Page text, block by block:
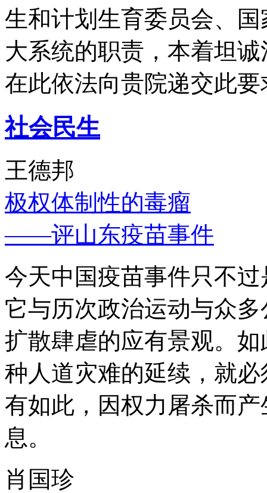
生和计划生育委员会、
大系统的职责，本着坦
在此依法向贵院递交此要
社会民生
王德邦
极权体制性的毒瘤
——评山东疫苗事件
今天中国疫苗事件只不
它与历次政治运动与众
扩散肆虐的应有景观。
种人道灾难的延续，就
有如此，因权力屠杀而
息。
肖国珍